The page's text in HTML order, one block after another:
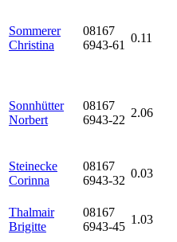
Sommerer
Christina
08167
6943-61
0.11
Sonnhütter
Norbert
08167
6943-22
2.06
Steinecke
Corinna
08167
6943-32
0.03
Thalmair
Brigitte
08167
6943-45
1.03